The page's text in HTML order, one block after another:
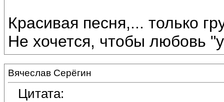
Красивая песня,... только
Не хочется, чтобы любовь
Вячеслав Серёгин
Цитата: